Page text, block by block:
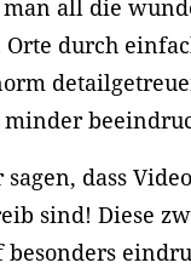
all die
durch
dass
sind! Diese